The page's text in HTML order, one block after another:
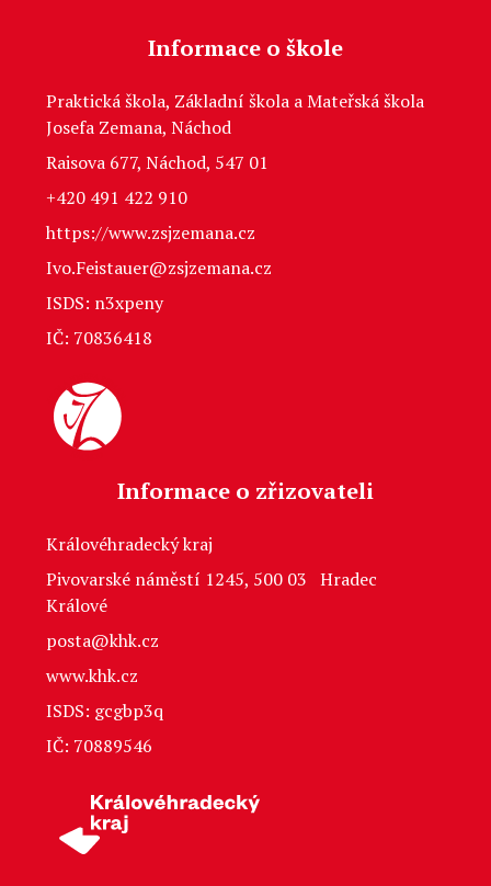
Informace o škole
Praktická škola, Základní škola a Mateřská škola
Josefa Zemana, Náchod
Raisova 677, Náchod, 547 01
+420 491 422 910
https://www.zsjzemana.cz
Ivo.Feistauer@zsjzemana.cz
ISDS: n3xpeny
IČ: 70836418
Informace o zřizovateli
Královéhradecký kraj
Pivovarské náměstí 1245, 500 03 Hradec
Králové
posta@khk.cz
www.khk.cz
ISDS: gcgbp3q
IČ: 70889546